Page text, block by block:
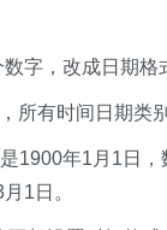
字，改成日期格
所有时间日期类
1900年1月1日
1日。